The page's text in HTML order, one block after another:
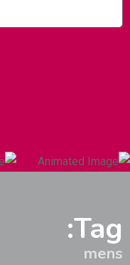
Tag:
mens